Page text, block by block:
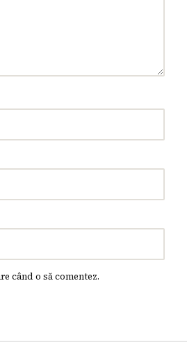
când o să comentez.